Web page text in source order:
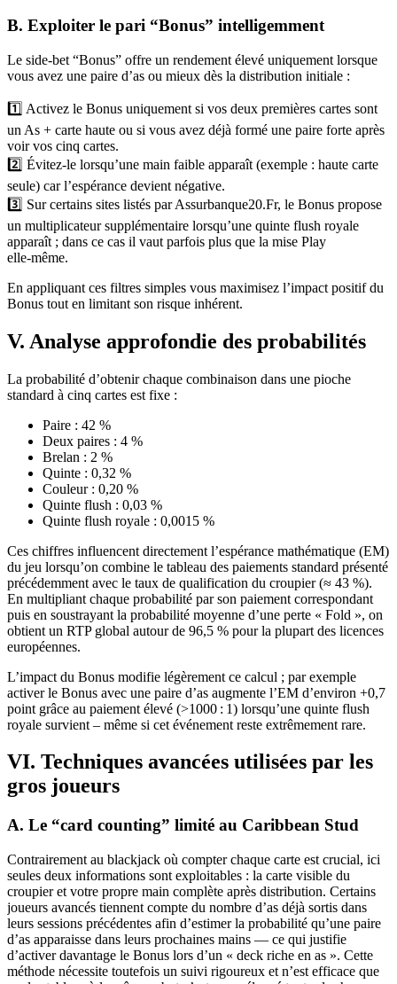
B. Exploiter le pari “Bonus” intelligemment
Le side‑bet “Bonus” offre un rendement élevé uniquement lorsque
vous avez une paire d’as ou mieux dès la distribution initiale :
1️⃣ Activez le Bonus uniquement si vos deux premières cartes sont
un As + carte haute ou si vous avez déjà formé une paire forte après
voir vos cinq cartes.
2️⃣ Évitez-le lorsqu’une main faible apparaît (exemple : haute carte
seule) car l’espérance devient négative.
3️⃣ Sur certains sites listés par Assurbanque20.Fr, le Bonus propose
un multiplicateur supplémentaire lorsqu’une quinte flush royale
apparaît ; dans ce cas il vaut parfois plus que la mise Play
elle‑même.
En appliquant ces filtres simples vous maximisez l’impact positif du
Bonus tout en limitant son risque inhérent.
V. Analyse approfondie des probabilités
La probabilité d’obtenir chaque combinaison dans une pioche
standard à cinq cartes est fixe :
Paire : 42 %
Deux paires : 4 %
Brelan : 2 %
Quinte : 0,32 %
Couleur : 0,20 %
Quinte flush : 0,03 %
Quinte flush royale : 0,0015 %
Ces chiffres influencent directement l’espérance mathématique (EM)
du jeu lorsqu’on combine le tableau des paiements standard présenté
précédemment avec le taux de qualification du croupier (≈ 43 %).
En multipliant chaque probabilité par son paiement correspondant
puis en soustrayant la probabilité moyenne d’une perte « Fold », on
obtient un RTP global autour de 96,5 % pour la plupart des licences
européennes.
L’impact du Bonus modifie légèrement ce calcul ; par exemple
activer le Bonus avec une paire d’as augmente l’EM d’environ +0,7
point grâce au paiement élevé (>1000 : 1) lorsqu’une quinte flush
royale survient – même si cet événement reste extrêmement rare.
VI. Techniques avancées utilisées par les
gros joueurs
A. Le “card counting” limité au Caribbean Stud
Contrairement au blackjack où compter chaque carte est crucial, ici
seules deux informations sont exploitables : la carte visible du
croupier et votre propre main complète après distribution. Certains
joueurs avancés tiennent compte du nombre d’as déjà sortis dans
leurs sessions précédentes afin d’estimer la probabilité qu’une paire
d’as apparaisse dans leurs prochaines mains — ce qui justifie
d’activer davantage le Bonus lors d’un « deck riche en as ». Cette
méthode nécessite toutefois un suivi rigoureux et n’est efficace que